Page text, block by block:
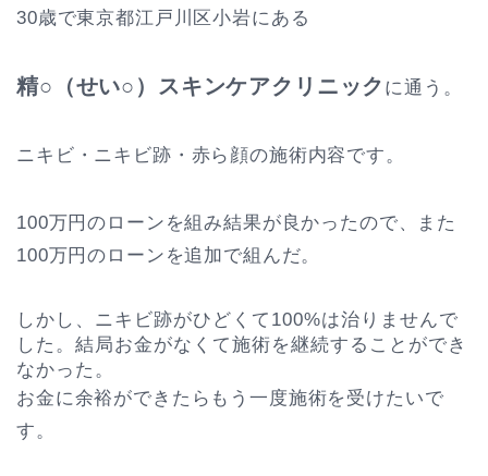
30歳で東京都江戸川区小岩にある
精○（せい○）スキンケアクリニック に通う。
ニキビ・ニキビ跡・赤ら顔の施術内容です。
100万円のローンを組み結果が良かったので、また
100万円のローンを追加で組んだ。
しかし、ニキビ跡がひどくて100%は治りませんで
した。結局お金がなくて施術を継続することができ
なかった。
お金に余裕ができたらもう一度施術を受けたいで
す。